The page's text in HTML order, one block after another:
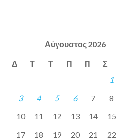
Αύγουστος 2026
Δ Τ Τ Π Π Σ
1
3
4 5 6 7 8
10
11 12 13 14 15
17
18 19 20 21 22